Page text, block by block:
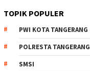
TOPIK POPULER
PWI KOTA TANGERANG
POLRESTA TANGERANG
SMSI